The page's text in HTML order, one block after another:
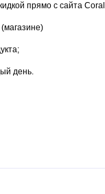
прямо с сайта Coral
день.